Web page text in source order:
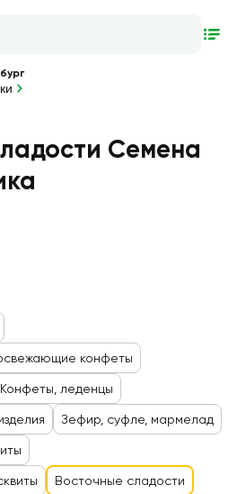
Семена
конфеты
Конфеты, леденцы
Зефир, суфле, мармелад
Восточные сладости